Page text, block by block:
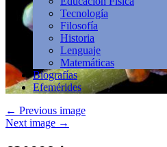
Tecnología
Filosofía
Historia
Lenguaje
Matemáticas
Biografías
Efemérides
← Previous image
Next image →